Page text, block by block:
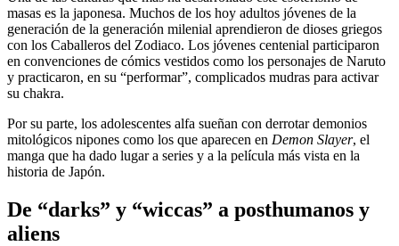
masas es la japonesa. Muchos de los hoy adultos jóvenes de la
generación de la generación milenial aprendieron de dioses griegos
con los Caballeros del Zodiaco. Los jóvenes centenial participaron
en convenciones de cómics vestidos como los personajes de Naruto
y practicaron, en su “performar”, complicados mudras para activar
su chakra.
Por su parte, los adolescentes alfa sueñan con derrotar demonios
mitológicos nipones como los que aparecen en Demon Slayer, el
manga que ha dado lugar a series y a la película más vista en la
historia de Japón.
De “darks” y “wiccas” a posthumanos y
aliens